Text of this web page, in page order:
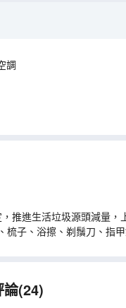
調
推進生活垃圾源頭減量
子、浴擦、剃鬚刀、指
(24)